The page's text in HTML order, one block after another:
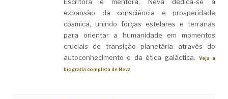
expansão da consciência e prosperidade
cósmica, unindo forças estelares e terranas
para orientar a humanidade em momentos
cruciais de transição planetária através do
autoconhecimento e da ética galáctica.
Veja a
biografia completa de Neva